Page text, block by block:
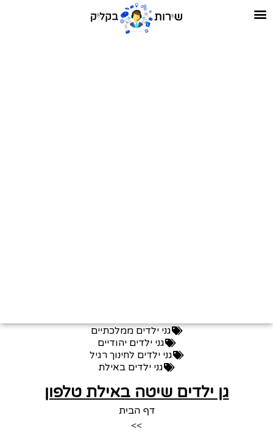
גני ילדים ממלכתיים
גני ילדים יהודיים
גני ילדים לחינוך רגיל
גני ילדים באילת
גן ילדים שיטה באילת טלפון
דף הבית
>>